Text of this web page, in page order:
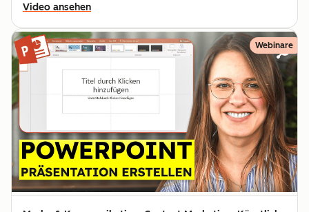
Video ansehen
Webinare